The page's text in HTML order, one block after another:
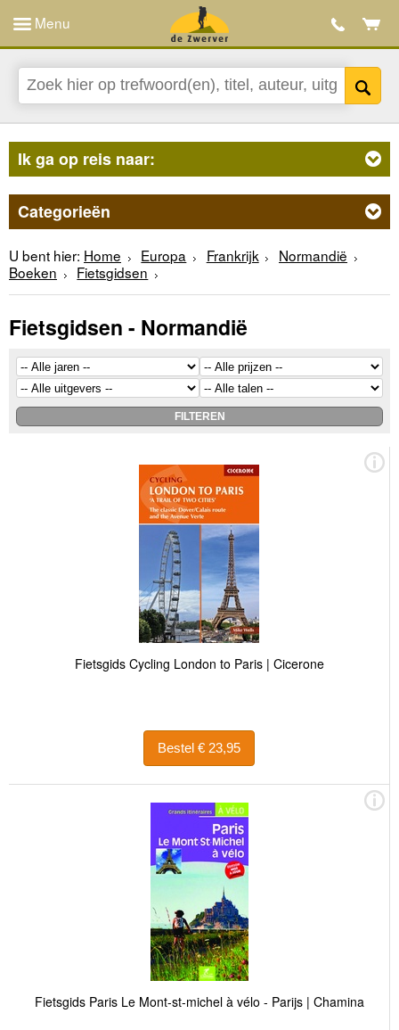
Menu
Ik ga op reis naar:
Categorieën
U bent hier: Home Europa Frankrijk
Normandië
Boeken
Fietsgidsen
Fietsgidsen - Normandië
Fietsgids Cycling London to Paris | Cicerone
Bestel € 23,95
Fietsgids Paris Le Mont-st-michel à vélo - Parijs | Chamina